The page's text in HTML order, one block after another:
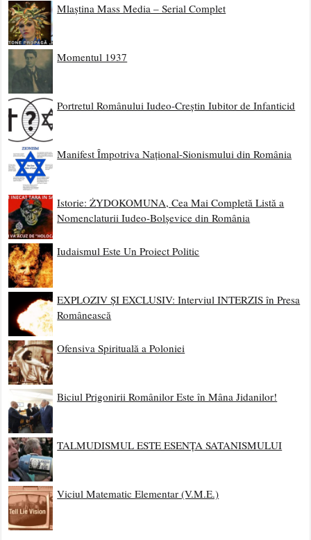
Mlaștina Mass Media – Serial Complet
Momentul 1937
Portretul Românului Iudeo-Creștin Iubitor de Infanticid
Manifest Împotriva Național-Sionismului din România
Istorie: ŻYDOKOMUNA, Cea Mai Completă Listă a
Nomenclaturii Iudeo-Bolșevice din România
Iudaismul Este Un Proiect Politic
EXPLOZIV ȘI EXCLUSIV: Interviul INTERZIS în Presa
Românească
Ofensiva Spirituală a Poloniei
Biciul Prigonirii Românilor Este în Mâna Jidanilor!
TALMUDISMUL ESTE ESENȚA SATANISMULUI
Viciul Matematic Elementar (V.M.E.)